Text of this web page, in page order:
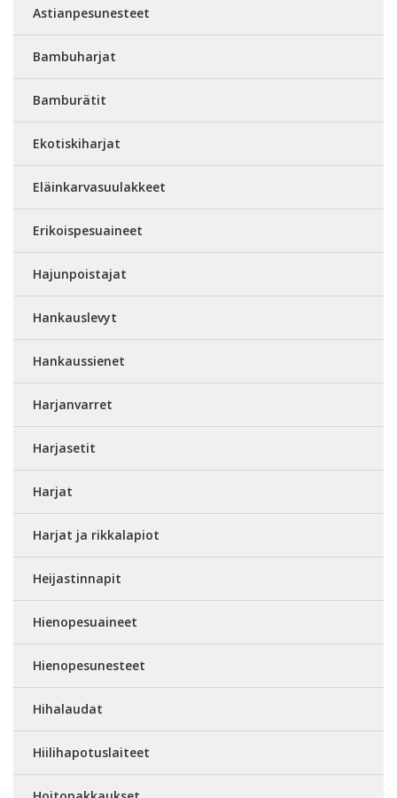
Astianpesunesteet
Bambuharjat
Bamburätit
Ekotiskiharjat
Eläinkarvasuulakkeet
Erikoispesuaineet
Hajunpoistajat
Hankauslevyt
Hankaussienet
Harjanvarret
Harjasetit
Harjat
Harjat ja rikkalapiot
Heijastinnapit
Hienopesuaineet
Hienopesunesteet
Hihalaudat
Hiilihapotuslaiteet